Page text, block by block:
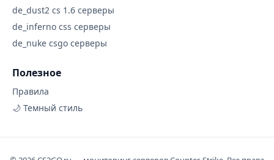
de_dust2 cs 1.6 серверы
de_inferno css серверы
de_nuke csgo серверы
Полезное
Правила
🌙 Темный стиль